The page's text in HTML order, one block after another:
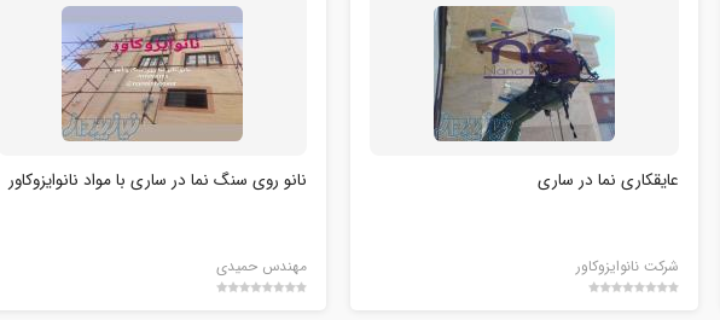
عایقکاری نما در ساری
شرکت نانوایزوکاور
نانو روی سنگ نما در ساری با مواد نانوایزوکاور
مهندس حمیدی